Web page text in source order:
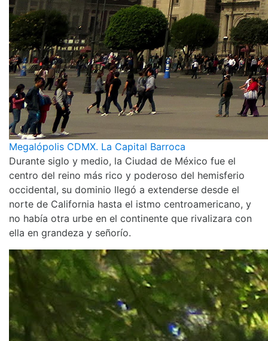
Megalópolis CDMX. La Capital Barroca
Durante siglo y medio, la Ciudad de México fue el
centro del reino más rico y poderoso del hemisferio
occidental, su dominio llegó a extenderse desde el
norte de California hasta el istmo centroamericano, y
no había otra urbe en el continente que rivalizara con
ella en grandeza y señorío.